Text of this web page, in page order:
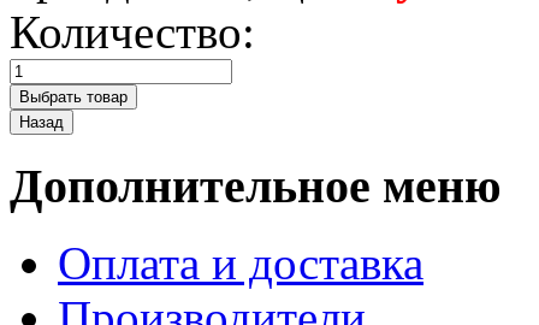
Количество:
Дополнительное меню
Оплата и доставка